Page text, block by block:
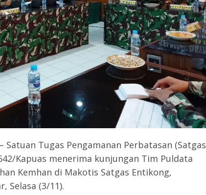
– Satuan Tugas Pengamanan Perbatasan (Satgas
Kapuas menerima kunjungan Tim Puldata
Kemhan di Makotis Satgas Entikong,
Selasa (3/11).